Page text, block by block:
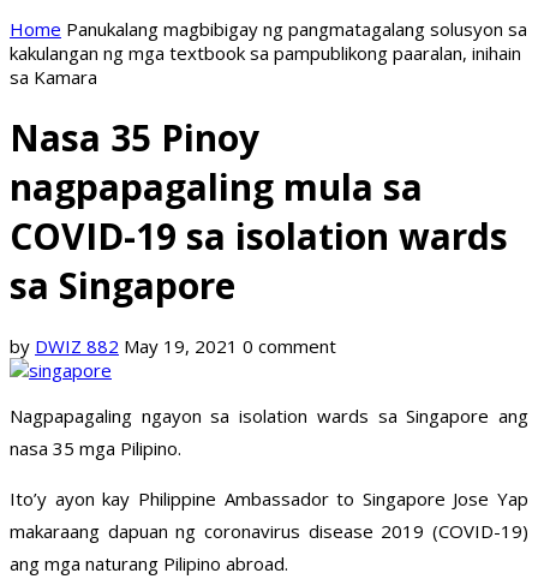
Home Panukalang magbibigay ng pangmatagalang solusyon sa
kakulangan ng mga textbook sa pampublikong paaralan, inihain
sa Kamara
Nasa 35 Pinoy
nagpapagaling mula sa
COVID-19 sa isolation wards
sa Singapore
by DWIZ 882 May 19, 2021 0 comment
Nagpapagaling ngayon sa isolation wards sa Singapore ang
nasa 35 mga Pilipino.
Ito’y ayon kay Philippine Ambassador to Singapore Jose Yap
makaraang dapuan ng coronavirus disease 2019 (COVID-19)
ang mga naturang Pilipino abroad.